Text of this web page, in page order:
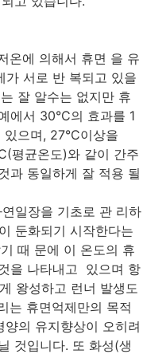
온에 의해서 휴면 을 유
가 서로 반 복되고 있을
잘 알수는 없지만 휴
에서 30°C의 효과를 1
으며, 27°C이상을
평균온도)와 같이 간주
과 동일하게 잘 적용 될
일장을 기초로 관 리하
둔화되기 시작한다는
때 문에 이 온도의 휴
을 나타내고 있으며 항
왕성하고 런너 발생도
는 휴면억제만의 목적
의 유지향상이 오히려
것입니다. 또 화성(생